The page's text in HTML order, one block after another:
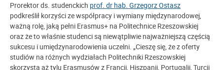
Prorektor ds. studenckich prof. dr hab. Grzegorz Ostasz
podkreślił korzyści ze współpracy i wymiany międzynarodowej,
ważną rolę, jaką pełni Erasmus+ na Politechnice Rzeszowskiej
oraz że to właśnie studenci są niewątpliwie najważniejszą częścią
sukcesu i umiędzynarodowienia uczelni. „Cieszę się, że z oferty
studiów na różnych wydziałach Politechniki Rzeszowskiej
skorzysta aż tylu Erasmusów z Francji, Hiszpanii, Portugalii, Turcji